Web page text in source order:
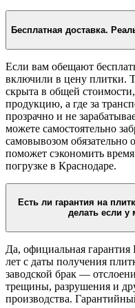
Бесплатная доставка.
Если вам обещают
включили в цену плитки.
скрыта в общей
продукцию, а где за
прозрачно и не
можете самостоятельно
самовывозом обязательно
поможет сэкономить
погрузке в Краснодаре.
Есть ли гарантия на
делать если у
Да, официальная гарантия
лет с даты получения
заводской брак —
трещины, разрушения и
производства.